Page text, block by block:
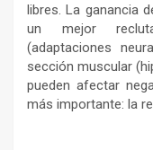
libres. La ganancia
un mejor
(adaptaciones
sección muscular
pueden afectar
más importante: la